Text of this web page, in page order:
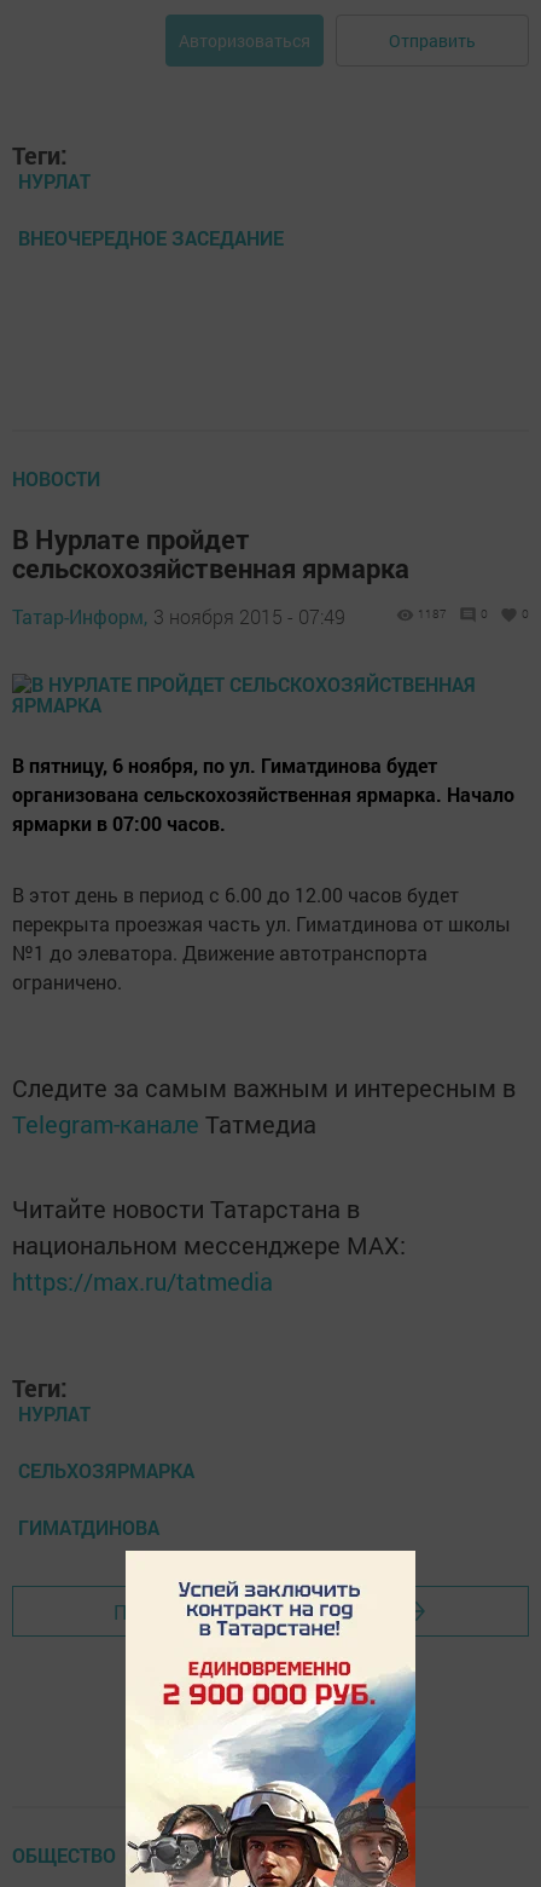
Авторизоваться Отправить
Теги:
НУРЛАТ
ВНЕОЧЕРЕДНОЕ ЗАСЕДАНИЕ
НОВОСТИ
В Нурлате пройдет
сельскохозяйственная ярмарка
Татар-Информ, 3 ноября 2015 - 07:49 1187 0 0
В пятницу, 6 ноября, по ул. Гиматдинова будет
организована сельскохозяйственная ярмарка. Начало
ярмарки в 07:00 часов.
В этот день в период с 6.00 до 12.00 часов будет
перекрыта проезжая часть ул. Гиматдинова от школы
№1 до элеватора. Движение автотранспорта
ограничено.
Следите за самым важным и интересным в
Telegram-канале Татмедиа
Читайте новости Татарстана в
национальном мессенджере MАХ:
https://max.ru/tatmedia
Теги:
НУРЛАТ
СЕЛЬХОЗЯРМАРКА
ГИМАТДИНОВА
Перейти на страницу новости
ОБЩЕСТВО